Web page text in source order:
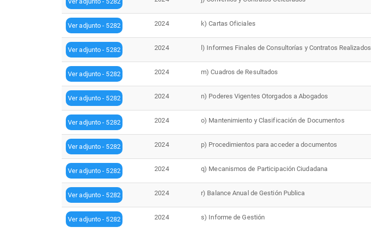
Ver adjunto - 5282 2024 k) Cartas Oficiales
Ver adjunto - 5282 2024 l) Informes Finales de Consultorías y Contratos Realizados
Ver adjunto - 5282 2024 m) Cuadros de Resultados
Ver adjunto - 5282 2024 n) Poderes Vigentes Otorgados a Abogados
Ver adjunto - 5282 2024 o) Mantenimiento y Clasificación de Documentos
Ver adjunto - 5282 2024 p) Procedimientos para acceder a documentos
Ver adjunto - 5282 2024 q) Mecanismos de Participación Ciudadana
Ver adjunto - 5282 2024 r) Balance Anual de Gestión Publica
Ver adjunto - 5282 2024 s) Informe de Gestión